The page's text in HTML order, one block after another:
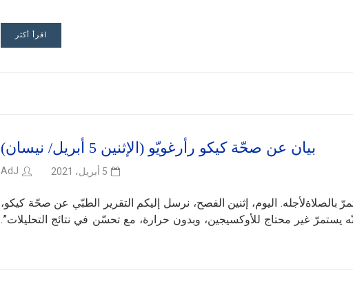
اقرأ أكثر
بيان عن صحّة كيكو رأرغويّو (الإثنين 5 أبريل/ نيسان)
5 أبريل، 2021 AdJ
بالصلاةلأجله. اليوم، إثنين الفصح، نرسل إليكم التقرير الطبّي عن صحّة كيكو،
تلقّيناه من المستشفى عندالساعة 15: 07: “إنّه يستمرّ غير محتاج للأوكسيجين، وبدون حرارة، مع تحسّن في نتائج التحليلات”.